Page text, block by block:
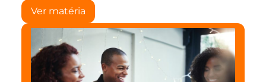
Ver matéria